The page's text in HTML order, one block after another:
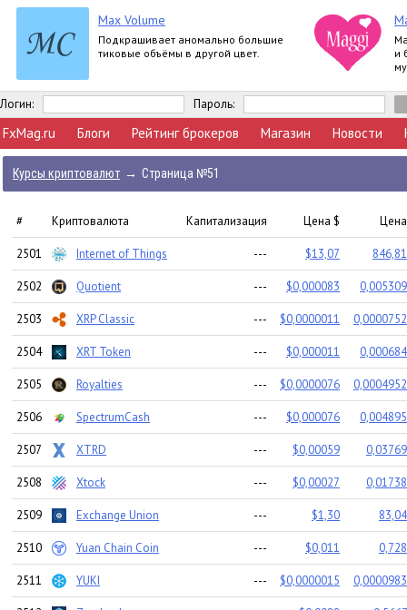
Max Volume
Подкрашивает аномально большие
тиковые объёмы в другой цвет.
и
Логин: Пароль:
FxMag.ru Блоги Рейтинг брокеров Магазин Новости
Курсы криптовалют → Страница №51
# Криптовалюта Капитализация Цена $
2501 Internet of Things --- $13,07
2502 Quotient --- $0,000083
2503 XRP Classic --- $0,0000011
2504 XRT Token --- $0,000011
2505 Royalties --- $0,0000076
2506 SpectrumCash --- $0,000076
2507 XTRD --- $0,00059
2508 Xtock --- $0,00027
2509 Exchange Union --- $1,30
2510 Yuan Chain Coin --- $0,011
2511 YUKI --- $0,0000015